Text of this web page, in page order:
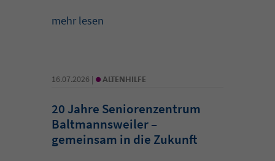
mehr lesen
16.07.2026 | • ALTENHILFE
20 Jahre Seniorenzentrum
Baltmannsweiler –
gemeinsam in die Zukunft